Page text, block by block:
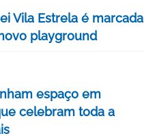
Vila Estrela é marcada
playground
espaço em
celebram toda a